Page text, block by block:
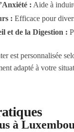
: Aide à
: Efficace pour
et de la Digestion :
est personnalisée
adapté à votre
à